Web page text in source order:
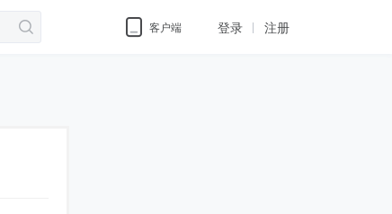
客户端 登录 注册